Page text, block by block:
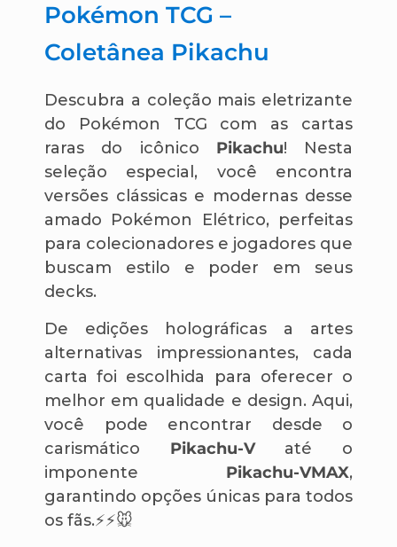
Pokémon TCG –
Coletânea Pikachu
Descubra a coleção mais eletrizante
do Pokémon TCG com as cartas
raras do icônico Pikachu! Nesta
seleção especial, você encontra
versões clássicas e modernas desse
amado Pokémon Elétrico, perfeitas
para colecionadores e jogadores que
buscam estilo e poder em seus
decks.
De edições holográficas a artes
alternativas impressionantes, cada
carta foi escolhida para oferecer o
melhor em qualidade e design. Aqui,
você pode encontrar desde o
carismático Pikachu-Vaté o
imponente Pikachu-VMAX,
garantindo opções únicas para todos
os fãs.⚡⚡🐭